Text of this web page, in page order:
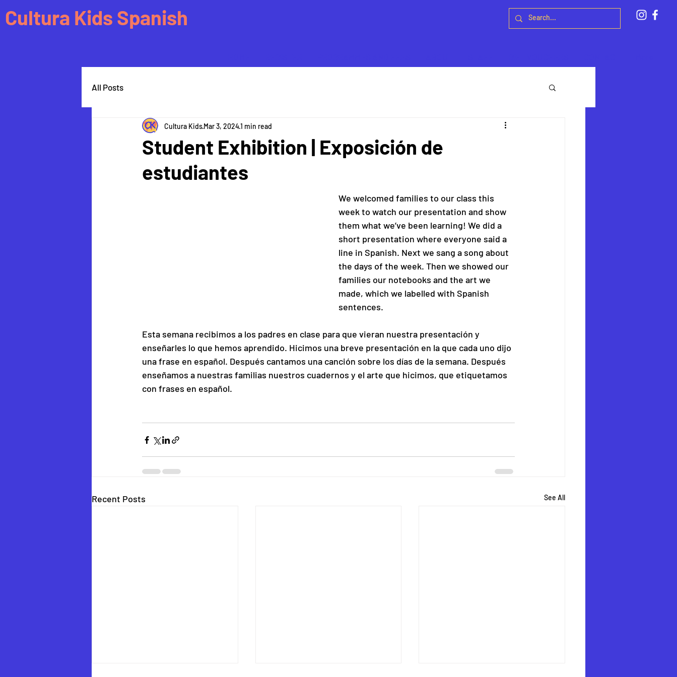
Cultura Kids Spanish
All Posts
Student Exhibition | Exposición de
estudiantes
Cultura KidsMar 3, 20241 min read
We welcomed families to our class this
week to watch our presentation and show
them what we’ve been learning! We did a
short presentation where everyone said a
line in Spanish. Next we sang a song about
the days of the week. Then we showed our
families our notebooks and the art we
made, which we labelled with Spanish
sentences.
Esta semana recibimos a los padres en clase para que vieran nuestra presentación y
enseñarles lo que hemos aprendido. Hicimos una breve presentación en la que cada uno dijo
una frase en español. Después cantamos una canción sobre los días de la semana. Después
enseñamos a nuestras familias nuestros cuadernos y el arte que hicimos, que etiquetamos
con frases en español.
Recent Posts See All